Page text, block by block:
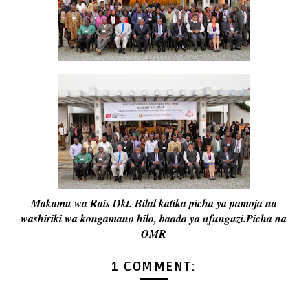
Makamu wa Rais Dkt. Bilal katika picha ya pamoja na
washiriki wa kongamano hilo, baada ya ufunguzi.Picha na
OMR
1 COMMENT: